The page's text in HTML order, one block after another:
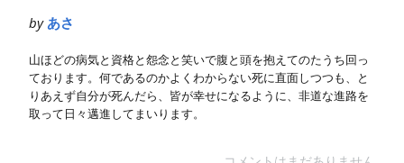
by あさ
山ほどの病気と資格と怨念と笑いで腹と頭を抱えてのたうち回っ
ております。何であるのかよくわからない死に直面しつつも、と
りあえず自分が死んだら、皆が幸せになるように、非道な進路を
取って日々邁進してまいります。